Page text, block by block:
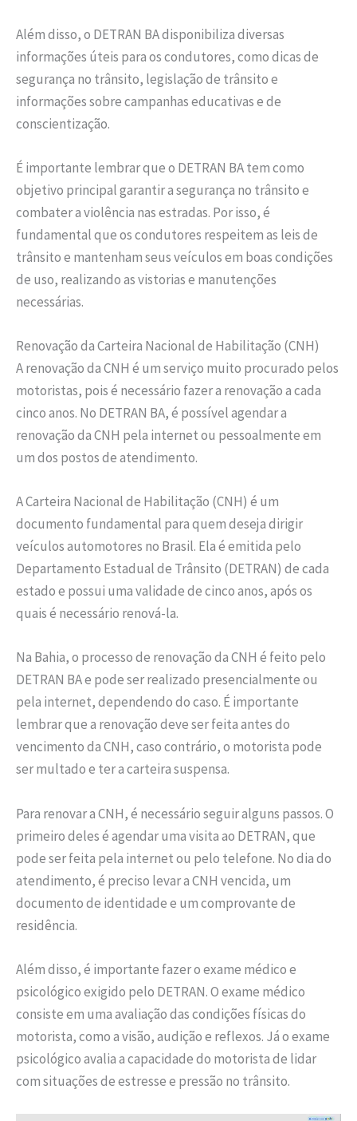
Além disso, o DETRAN BA disponibiliza diversas
informações úteis para os condutores, como dicas de
segurança no trânsito, legislação de trânsito e
informações sobre campanhas educativas e de
conscientização.
É importante lembrar que o DETRAN BA tem como
objetivo principal garantir a segurança no trânsito e
combater a violência nas estradas. Por isso, é
fundamental que os condutores respeitem as leis de
trânsito e mantenham seus veículos em boas condições
de uso, realizando as vistorias e manutenções
necessárias.
Renovação da Carteira Nacional de Habilitação (CNH)
A renovação da CNH é um serviço muito procurado pelos
motoristas, pois é necessário fazer a renovação a cada
cinco anos. No DETRAN BA, é possível agendar a
renovação da CNH pela internet ou pessoalmente em
um dos postos de atendimento.
A Carteira Nacional de Habilitação (CNH) é um
documento fundamental para quem deseja dirigir
veículos automotores no Brasil. Ela é emitida pelo
Departamento Estadual de Trânsito (DETRAN) de cada
estado e possui uma validade de cinco anos, após os
quais é necessário renová-la.
Na Bahia, o processo de renovação da CNH é feito pelo
DETRAN BA e pode ser realizado presencialmente ou
pela internet, dependendo do caso. É importante
lembrar que a renovação deve ser feita antes do
vencimento da CNH, caso contrário, o motorista pode
ser multado e ter a carteira suspensa.
Para renovar a CNH, é necessário seguir alguns passos. O
primeiro deles é agendar uma visita ao DETRAN, que
pode ser feita pela internet ou pelo telefone. No dia do
atendimento, é preciso levar a CNH vencida, um
documento de identidade e um comprovante de
residência.
Além disso, é importante fazer o exame médico e
psicológico exigido pelo DETRAN. O exame médico
consiste em uma avaliação das condições físicas do
motorista, como a visão, audição e reflexos. Já o exame
psicológico avalia a capacidade do motorista de lidar
com situações de estresse e pressão no trânsito.